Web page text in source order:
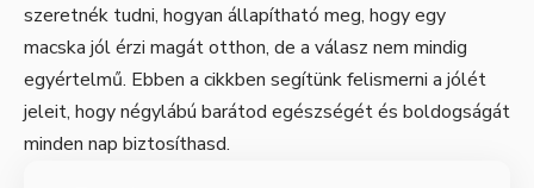
szeretnék tudni, hogyan állapítható meg, hogy egy
macska jól érzi magát otthon, de a válasz nem mindig
egyértelmű. Ebben a cikkben segítünk felismerni a jólét
jeleit, hogy négylábú barátod egészségét és boldogságát
minden nap biztosíthasd.